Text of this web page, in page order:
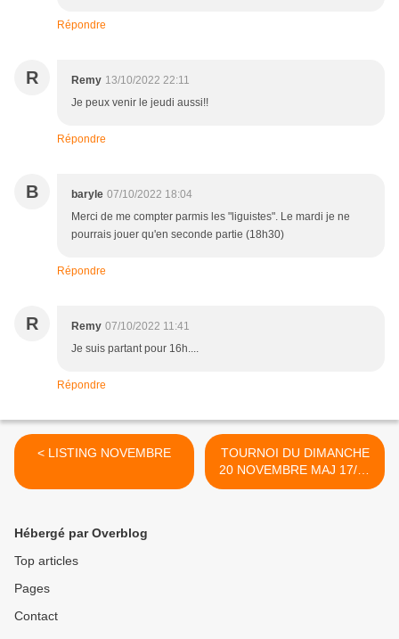
Répondre
R Remy 13/10/2022 22:11
Je peux venir le jeudi aussi!!
Répondre
B baryle 07/10/2022 18:04
Merci de me compter parmis les "liguistes". Le mardi je ne
pourrais jouer qu'en seconde partie (18h30)
Répondre
R Remy 07/10/2022 11:41
Je suis partant pour 16h....
Répondre
< LISTING NOVEMBRE
TOURNOI DU DIMANCHE
20 NOVEMBRE MAJ 17/11
>
Hébergé par Overblog
Top articles
Pages
Contact